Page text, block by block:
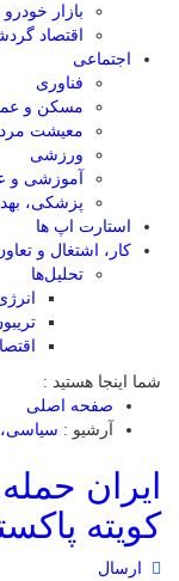
بازار خودرو
اقتصاد
اجتماعی
فناوری
مسکن و
معیشت
ورزشی
آموزشی و
پزشکی،
استارت اپ ها
کار، اشتغال و
تحلیل‌ها
شما اینجا هستید :
صفحه اصلی
آرشیو :
ایران
کویته
ارسال